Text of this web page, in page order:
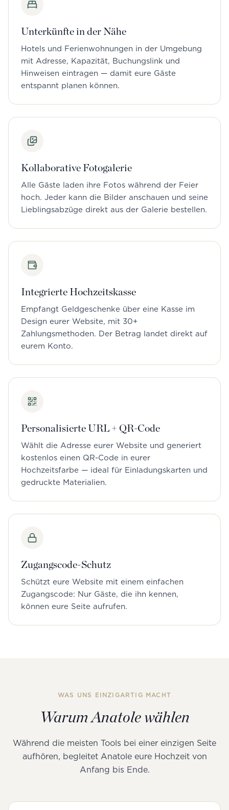
Unterkünfte in der Nähe
Hotels und Ferienwohnungen in der Umgebung
mit Adresse, Kapazität, Buchungslink und
Hinweisen eintragen — damit eure Gäste
entspannt planen können.
Kollaborative Fotogalerie
Alle Gäste laden ihre Fotos während der Feier
hoch. Jeder kann die Bilder anschauen und seine
Lieblingsabzüge direkt aus der Galerie bestellen.
Integrierte Hochzeitskasse
Empfangt Geldgeschenke über eine Kasse im
Design eurer Website, mit 30+
Zahlungsmethoden. Der Betrag landet direkt auf
eurem Konto.
Personalisierte URL + QR-Code
Wählt die Adresse eurer Website und generiert
kostenlos einen QR-Code in eurer
Hochzeitsfarbe — ideal für Einladungskarten und
gedruckte Materialien.
Zugangscode-Schutz
Schützt eure Website mit einem einfachen
Zugangscode: Nur Gäste, die ihn kennen,
können eure Seite aufrufen.
WAS UNS EINZIGARTIG MACHT
Warum Anatole wählen
Während die meisten Tools bei einer einzigen Seite
aufhören, begleitet Anatole eure Hochzeit von
Anfang bis Ende.